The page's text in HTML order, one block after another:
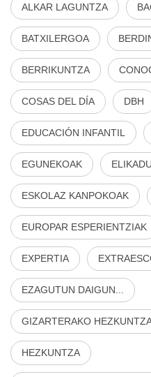
ALKAR LAGUNTZA
BATXILERGOA
BERRIKUNTZA
COSAS DEL DÍA DBH
EDUCACIÓN INFANTIL
EGUNEKOAK
ESKOLAZ KANPOKOAK
EUROPAR ESPERIENTZIAK
EXPERTIA
EZAGUTUN DAIGUN...
GIZARTERAKO
HEZKUNTZA